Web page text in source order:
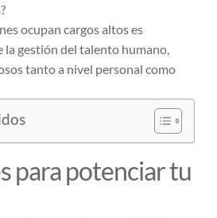
ocupan cargos altos es
la gestión del talento humano,
tanto a nivel personal como
para potenciar tu